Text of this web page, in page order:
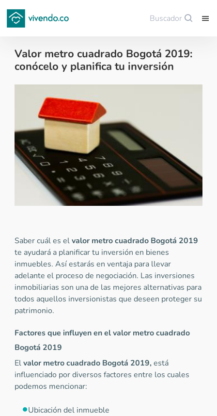
Buscador
Valor metro cuadrado Bogotá 2019:
conócelo y planifica tu inversión
Saber cuál es elvalor metro cuadrado Bogotá 2019
te ayudará a planificar tu inversión en bienes
inmuebles. Así estarás en ventaja para llevar
adelante el proceso de negociación. Las inversiones
inmobiliarias son una de las mejores alternativas para
todos aquellos inversionistas que deseen proteger su
patrimonio.
Factores que influyen en el valor metro cuadrado
Bogotá 2019
Elvalor metro cuadrado Bogotá 2019,está
influenciado por diversos factores entre los cuales
podemos mencionar:
Ubicación del inmueble
Guardar